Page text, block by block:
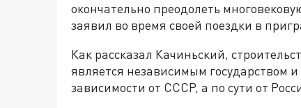
окончательно преодолеть
заявил во время своей поездки в
Как рассказал Качиньский,
является независимым государством
зависимости от СССР, а по сути от